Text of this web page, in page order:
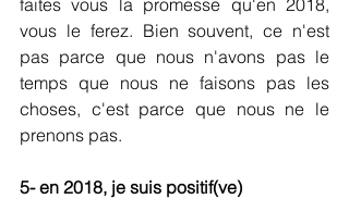
vous le ferez. Bien souvent, ce n'est
pas parce que nous n'avons pas le
temps que nous ne faisons pas les
choses, c'est parce que nous ne le
prenons pas.
5- en 2018, je suis positif(ve)